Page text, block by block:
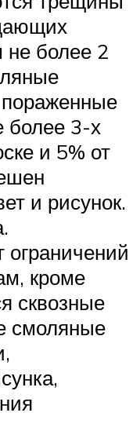
не более 2
более 3-х
и 5% от
и рисунок.
кроме
сквозные
смоляные